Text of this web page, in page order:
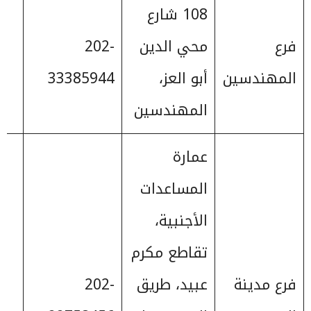
فرع
المهندسين
108 شارع
محي الدين
أبو العز،
المهندسين
202-
33385944
فرع مدينة
عمارة
المساعدات
الأجنبية،
تقاطع مكرم
عبيد، طريق
202-